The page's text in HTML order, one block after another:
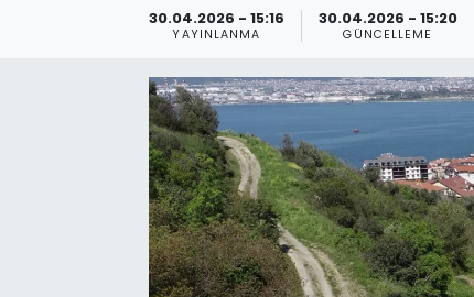
30.04.2026 - 15:16
YAYINLANMA
30.04.2026 - 15:20
GÜNCELLEME